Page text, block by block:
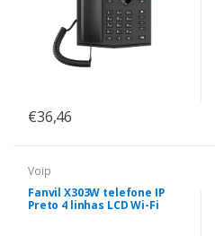
€36,46
Voip
Fanvil X303W telefone IP
Preto 4 linhas LCD Wi-Fi